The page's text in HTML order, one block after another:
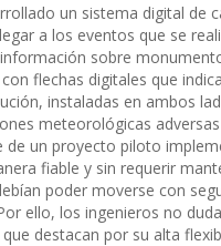
un sistema digital
a los eventos que se
sobre
flechas digitales que
instaladas en ambos
meteorológicas
un proyecto piloto
fiable y sin requerir
poder moverse con
ello, los ingenieros no
destacan por su alta